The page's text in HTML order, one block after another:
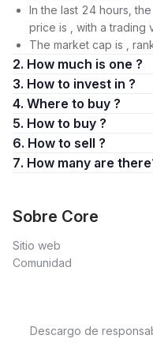
In the last 24 hours,
price is , with a trading
The market cap is ,
2. How much is one ?
3. How to invest in ?
4. Where to buy ?
5. How to buy ?
6. How to sell ?
7. How many are
Sobre Core
Sitio web
Comunidad
Descargo de